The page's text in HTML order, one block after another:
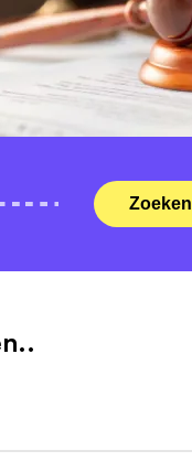
Zoeken